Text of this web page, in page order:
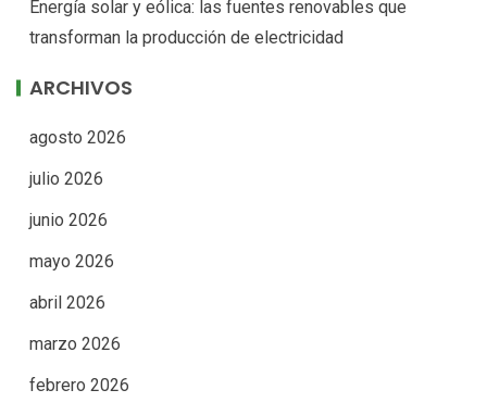
Energía solar y eólica: las fuentes renovables que
transforman la producción de electricidad
ARCHIVOS
agosto 2026
julio 2026
junio 2026
mayo 2026
abril 2026
marzo 2026
febrero 2026